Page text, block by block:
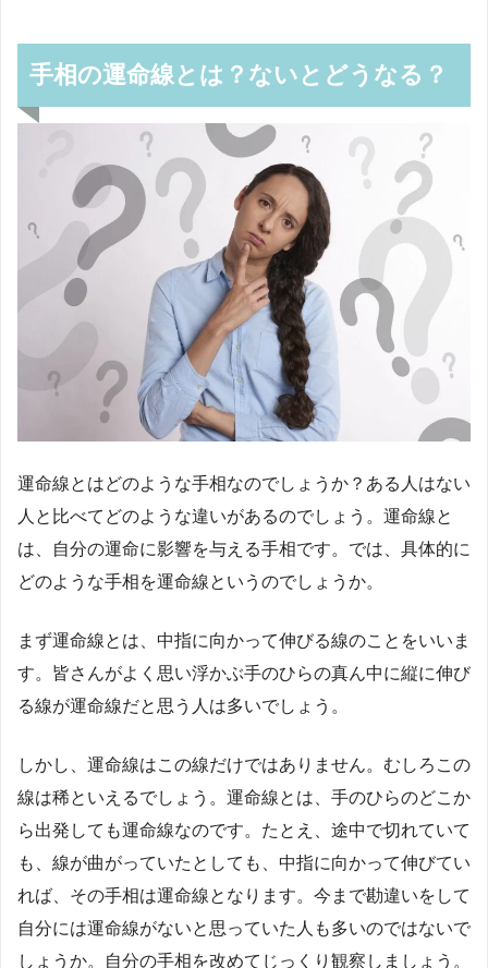
手相の運命線とは？ないとどうなる？
運命線とはどのような手相なのでしょうか？ある人はない
人と比べてどのような違いがあるのでしょう。運命線と
は、自分の運命に影響を与える手相です。では、具体的に
どのような手相を運命線というのでしょうか。
まず運命線とは、中指に向かって伸びる線のことをいいま
す。皆さんがよく思い浮かぶ手のひらの真ん中に縦に伸び
る線が運命線だと思う人は多いでしょう。
しかし、運命線はこの線だけではありません。むしろこの
線は稀といえるでしょう。運命線とは、手のひらのどこか
ら出発しても運命線なのです。たとえ、途中で切れていて
も、線が曲がっていたとしても、中指に向かって伸びてい
れば、その手相は運命線となります。今まで勘違いをして
自分には運命線がないと思っていた人も多いのではないで
しょうか。自分の手相を改めてじっくり観察しましょう。